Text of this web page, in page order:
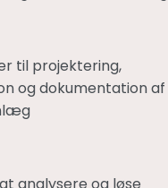
til projektering,
og dokumentation af
analysere og løse